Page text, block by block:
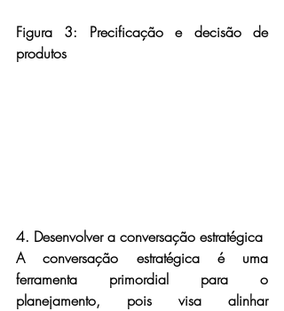
Figura 3: Precificação e decisão de
produtos
4. Desenvolver a conversação estratégica
A conversação estratégica é uma
ferramenta primordial para o
planejamento, pois visa alinhar